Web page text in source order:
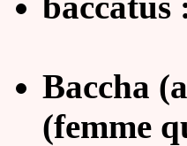
Baccha
(femme